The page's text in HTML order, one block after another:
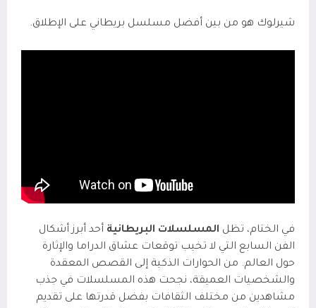
شيرلوك هو من بين أفضل مسلسل بريطاني على الإطلاق.
في الختام، تظل المسلسلات البريطانية أحد أبرز أشكال
الفن السابع التي لا تخيب توقعات عشاق الدراما والإثارة
حول العالم. من الحوارات الذكية إلى القصص المعقدة
والشخصيات العميقة، نجحت هذه المسلسلات في جذب
مشاهدين من مختلف الثقافات بفضل قدرتها على تقديم